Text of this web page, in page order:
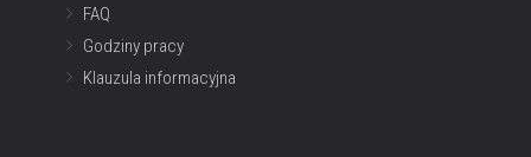
FAQ
Godziny pracy
Klauzula informacyjna